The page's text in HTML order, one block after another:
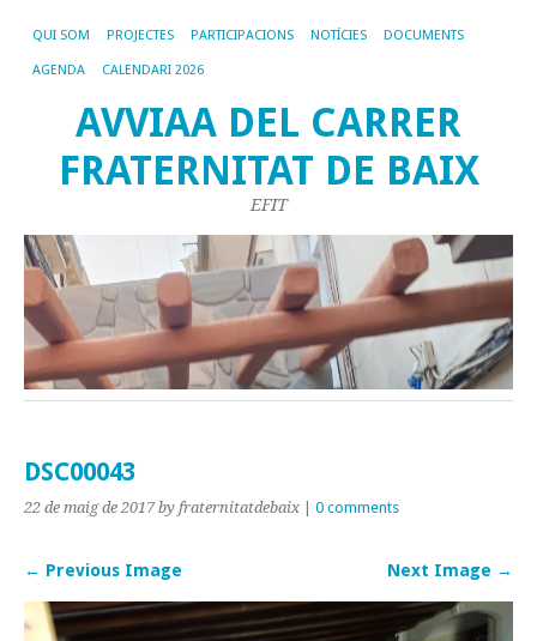
QUI SOM PROJECTES PARTICIPACIONS NOTÍCIES DOCUMENTS
AGENDA CALENDARI 2026
AVVIAA DEL CARRER
FRATERNITAT DE BAIX
EFIT
DSC00043
22 de maig de 2017 by fraternitatdebaix 0 comments
← Previous Image Next Image →